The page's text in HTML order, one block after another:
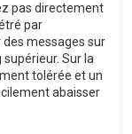
pas directement
par
des messages sur
Sur la
tolérée et un
abaisser